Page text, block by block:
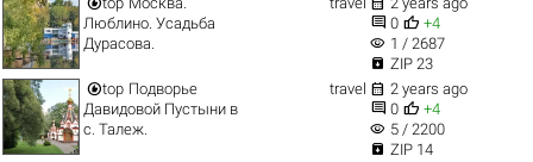
Люблино. Усадьба
Дурасова.
 0  +4
visibility 1 / 2687
 ZIP 23
top Подворье
Давидовой Пустыни в
с. Талеж.
travel  2 years ago
 0  +4
visibility 5 / 2200
 ZIP 14